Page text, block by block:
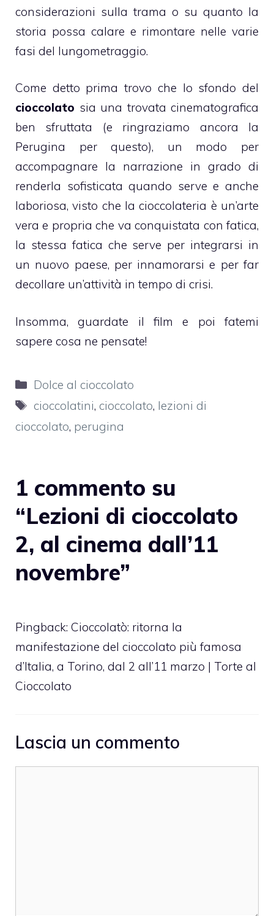
considerazioni sulla trama o su quanto la
storia possa calare e rimontare nelle varie
fasi del lungometraggio.
Come detto prima trovo che lo sfondo del
cioccolato sia una trovata cinematografica
ben sfruttata (e ringraziamo ancora la
Perugina per questo), un modo per
accompagnare la narrazione in grado di
renderla sofisticata quando serve e anche
laboriosa, visto che lacioccolateria è un’arte
vera e propria che va conquistata con fatica,
la stessa fatica che serve per integrarsi in
un nuovo paese, per innamorarsi e per far
decollare un’attività in tempo di crisi.
Insomma, guardate il film e poi fatemi
sapere cosa ne pensate!
Categorie
Dolce al cioccolato
Tag
cioccolatini, cioccolato, lezioni di
cioccolato, perugina
1 commento su
“Lezioni di cioccolato
2, al cinema dall’11
novembre”
Pingback: Cioccolatò: ritorna la
manifestazione del cioccolato più famosa
d’Italia, a Torino, dal 2 all’11 marzo | Torte al
Cioccolato
Lascia un commento